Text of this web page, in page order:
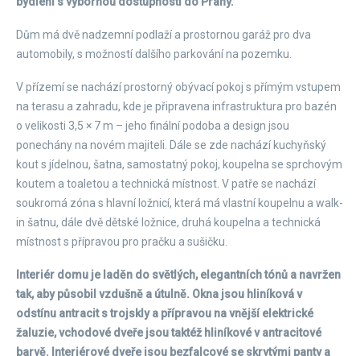
Dům má dvě nadzemní podlaží a prostornou garáž pro dva
automobily, s možností dalšího parkování na pozemku.
V přízemí se nachází prostorný obývací pokoj s přímým vstupem
na terasu a zahradu, kde je připravena infrastruktura pro bazén
o velikosti 3,5 × 7 m – jeho finální podoba a design jsou
ponechány na novém majiteli. Dále se zde nachází kuchyňský
kout s jídelnou, šatna, samostatný pokoj, koupelna se sprchovým
koutem a toaletou a technická místnost. V patře se nachází
soukromá zóna s hlavní ložnicí, která má vlastní koupelnu a walk-
in šatnu, dále dvě dětské ložnice, druhá koupelna a technická
místnost s přípravou pro pračku a sušičku.
Interiér domu je laděn do světlých, elegantních tónů a navržen
tak, aby působil vzdušně a útulně. Okna jsou hliníková v
odstínu antracit s trojskly a přípravou na vnější elektrické
žaluzie, vchodové dveře jsou taktéž hliníkové v antracitové
barvě. Interiérové dveře jsou bezfalcové se skrytými panty a